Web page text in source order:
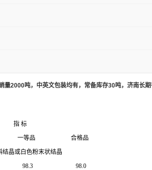
2000吨，中英文包装均有，常备库存30吨，济南长
指 标
一等品
合格品
结晶或白色粉末状结晶
98.3
98.0